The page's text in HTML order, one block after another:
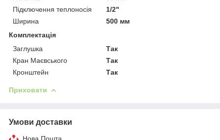
Підключення теплоносія
1/2"
Ширина
500 мм
Комплектація
Заглушка
Так
Кран Маєвського
Так
Кронштейн
Так
Приховати
Умови доставки